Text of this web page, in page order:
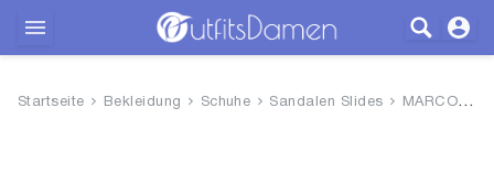
Startseite Bekleidung Schuhe Sandalen Slides MARCO TOZZI Damen Pumps weiche...